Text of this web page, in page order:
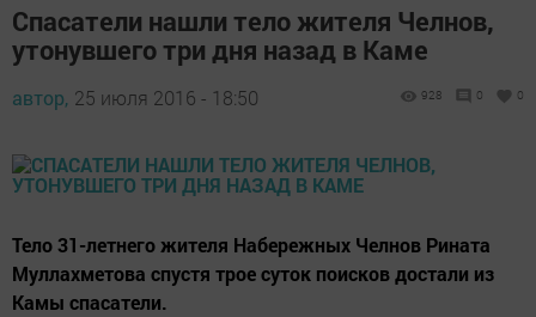
Спасатели нашли тело жителя Челнов,
утонувшего три дня назад в Каме
автор, 25 июля 2016 - 18:50 928 0 0
Тело 31-летнего жителя Набережных Челнов Рината
Муллахметова спустя трое суток поисков достали из
Камы спасатели.